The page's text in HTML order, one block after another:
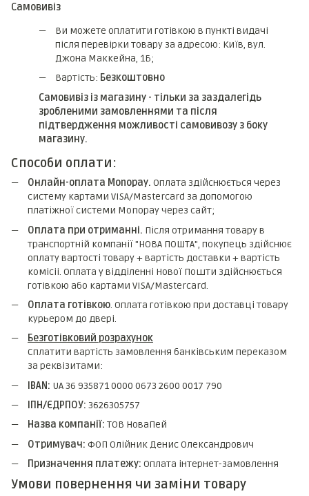
Самовивіз
Ви можете оплатити готівкою в пункті видачі
після перевірки товару за адресою: Київ, вул.
Джона Маккейна, 1Б;
Вартість: Безкоштовно
Самовивіз із магазину - тільки за заздалегідь
зробленими замовленнями та після
підтвердження можливості самовивозу з боку
магазину.
Способи оплати:
Онлайн-оплата Monopay. Оплата здійснюється через
систему картами VISA/Mastercard за допомогою
платіжної системи Monopay через сайт;
Оплата при отриманні. Після отримання товару в
транспортній компанії "НОВА ПОШТА", покупець здійснює
оплату вартості товару + вартість доставки + вартість
комicii. Оплата у відділенні Нової Пошти здійснюється
готівкою або картами VISA/Mastercard.
Оплата готівкою. Оплата готівкою при доставці товару
курьером до двері.
Безготівковий розрахунок
Сплатити вартість замовлення банківським переказом
за реквізитами:
IBAN: UA 36 935871 0000 0673 2600 0017 790
ІПН/ЄДРПОУ: 3626305757
Назва компанії: ТОВ НоваПей
Отримувач: ФОП Олійник Денис Олександрович
Призначення платежу: Оплата інтернет-замовлення
Умови повернення чи заміни товару